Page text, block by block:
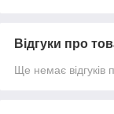
Відгуки про
Ще немає відгуків